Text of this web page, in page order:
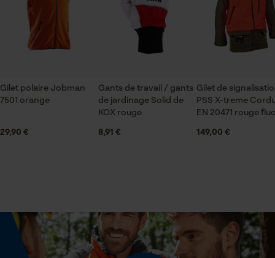
Applications
Écusson du logo
col montant
Secteur
unisexe
Gilet polaire Jobman
7501 orange
29,90 €
Gants de travail / gants
de jardinage Solid de
KOX rouge
8,91 €
Gilet de
PSS X-treme
EN 20471 rouge
149,00 €
ID de session
Sauvegarder les préférences
Cookies statistiques
Fact-Finder Tracking